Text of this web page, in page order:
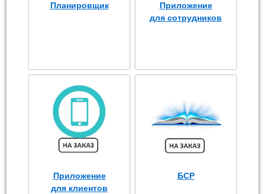
Планировщик
Приложение
для сотрудников
Приложение
для клиентов
БСР